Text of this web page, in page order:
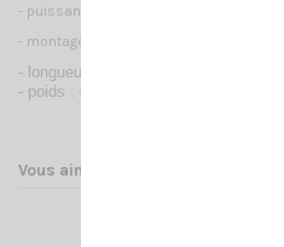
- puissance max : 1500 watts en
- montage : PL 259
- longueur : 1965 mm
- poids : 650g
Vous aimerez aussi